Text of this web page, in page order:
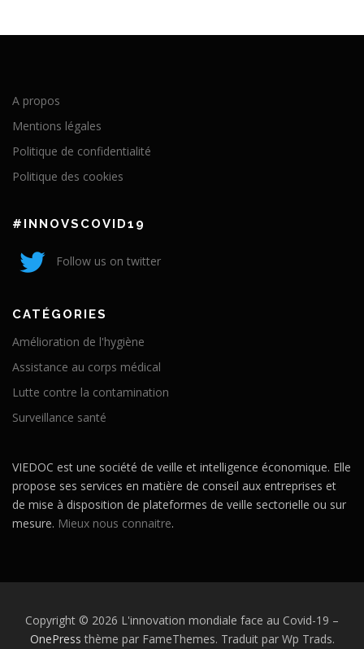
A propos
Mentions légales
Politique de confidentialité
Politique des cookies
#INNOVSCOVID19
Follow us on twitter
CATÉGORIES
Amélioration de l'hygiène
Assistance au corps médical
Lutte contre la contamination
Surveillance santé
VIEDOC est une société de veille et intelligence économique. Elle
propose ses services en matière de conseil aux entreprises et
de mise à disposition de plateformes de veille sectorielle ou sur
mesure. Mieux nous connaitre.
Copyright © 2026 L'innovation mondiale face au Covid-19 –
OnePress thème par FameThemes. Traduit par Wp Trads.